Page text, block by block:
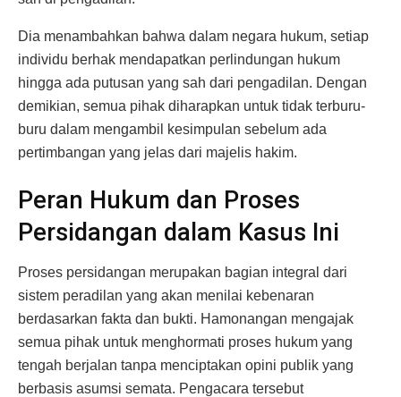
Dia menambahkan bahwa dalam negara hukum, setiap
individu berhak mendapatkan perlindungan hukum
hingga ada putusan yang sah dari pengadilan. Dengan
demikian, semua pihak diharapkan untuk tidak terburu-
buru dalam mengambil kesimpulan sebelum ada
pertimbangan yang jelas dari majelis hakim.
Peran Hukum dan Proses
Persidangan dalam Kasus Ini
Proses persidangan merupakan bagian integral dari
sistem peradilan yang akan menilai kebenaran
berdasarkan fakta dan bukti. Hamonangan mengajak
semua pihak untuk menghormati proses hukum yang
tengah berjalan tanpa menciptakan opini publik yang
berbasis asumsi semata. Pengacara tersebut